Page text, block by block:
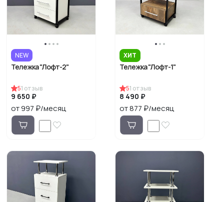
NEW
Тележка "Лофт-2"
51 отзыв
9 650 ₽
от 997 ₽/месяц
ХИТ
Тележка "Лофт-1"
51 отзыв
8 490 ₽
от 877 ₽/месяц